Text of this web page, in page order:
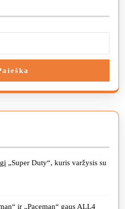
„Super Duty“, kuris varžysis su
ir „Paceman“ gaus ALL4